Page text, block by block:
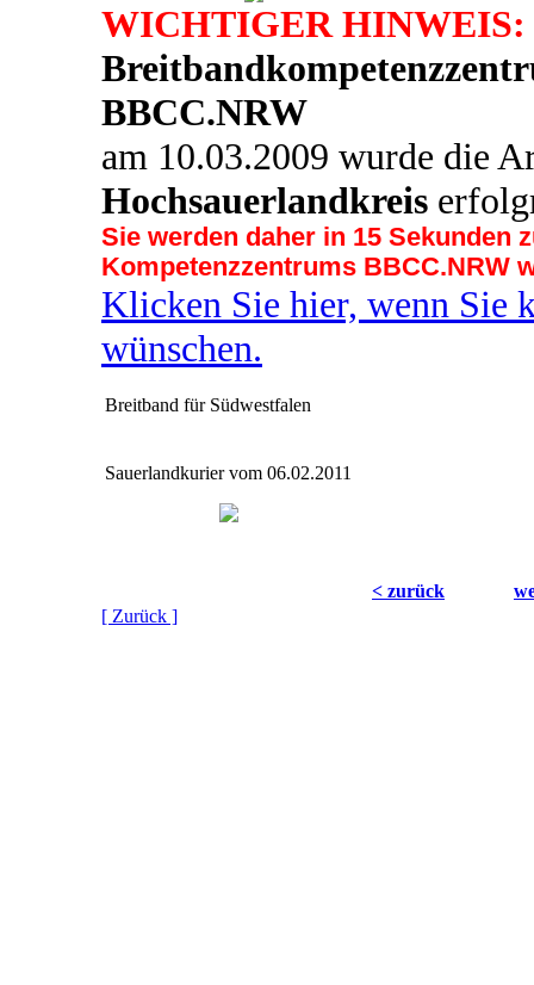
WICHTIGER HINWEIS:
BBCC.NRW
am 10.03.2009 wurde die
Hochsauerlandkreis
Sie werden daher in 14 Sekunden
Kompetenzzentrums BBCC.NRW
Klicken Sie hier, wenn Sie
wünschen.
Breitband für Südwestfalen
Sauerlandkurier vom 06.02.2011
< zurück
[ Zurück ]